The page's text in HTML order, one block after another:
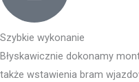
Szybkie wykonanie
Błyskawicznie dokonamy
także wstawienia bram